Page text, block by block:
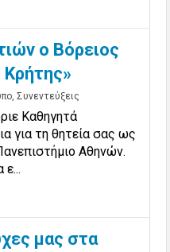
ο Βόρειος
,Συνεντεύξεις
Καθηγητά
για τη θητεία σας ως
Αθηνών.
ε...
μας στα